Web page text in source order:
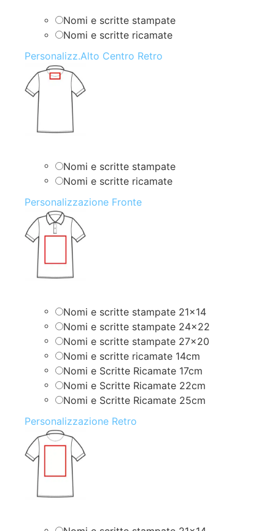
Nomi e scritte stampate
Nomi e scritte ricamate
Personalizz.Alto Centro Retro
Nomi e scritte stampate
Nomi e scritte ricamate
Personalizzazione Fronte
Nomi e scritte stampate 21×14
Nomi e scritte stampate 24×22
Nomi e scritte stampate 27×20
Nomi e scritte ricamate 14cm
Nomi e Scritte Ricamate 17cm
Nomi e Scritte Ricamate 22cm
Nomi e Scritte Ricamate 25cm
Personalizzazione Retro